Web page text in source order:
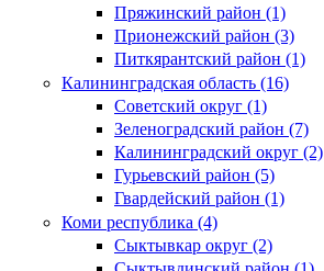
Пряжинский район (1)
Прионежский район (3)
Питкярантский район (1)
Калининградская область (16)
Советский округ (1)
Зеленоградский район (7)
Калининградский округ (2)
Гурьевский район (5)
Гвардейский район (1)
Коми республика (4)
Сыктывкар округ (2)